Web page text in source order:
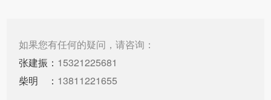
如果您有任何的疑问，请咨询：
张建振 ： 15321225681
柴明
： 13811221655